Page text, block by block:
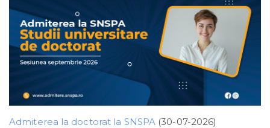
Admiterea la doctorat la SNSPA (30-07-2026)